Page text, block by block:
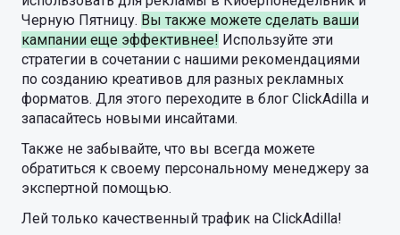
Черную Пятницу. Вы также можете сделать ваши
кампании еще эффективнее! Используйте эти
стратегии в сочетании с нашими рекомендациями
по созданию креативов для разных рекламных
форматов. Для этого переходите в блог ClickAdilla и
запасайтесь новыми инсайтами.
Также не забывайте, что вы всегда можете
обратиться к своему персональному менеджеру за
экспертной помощью.
Лей только качественный трафик на ClickAdilla!